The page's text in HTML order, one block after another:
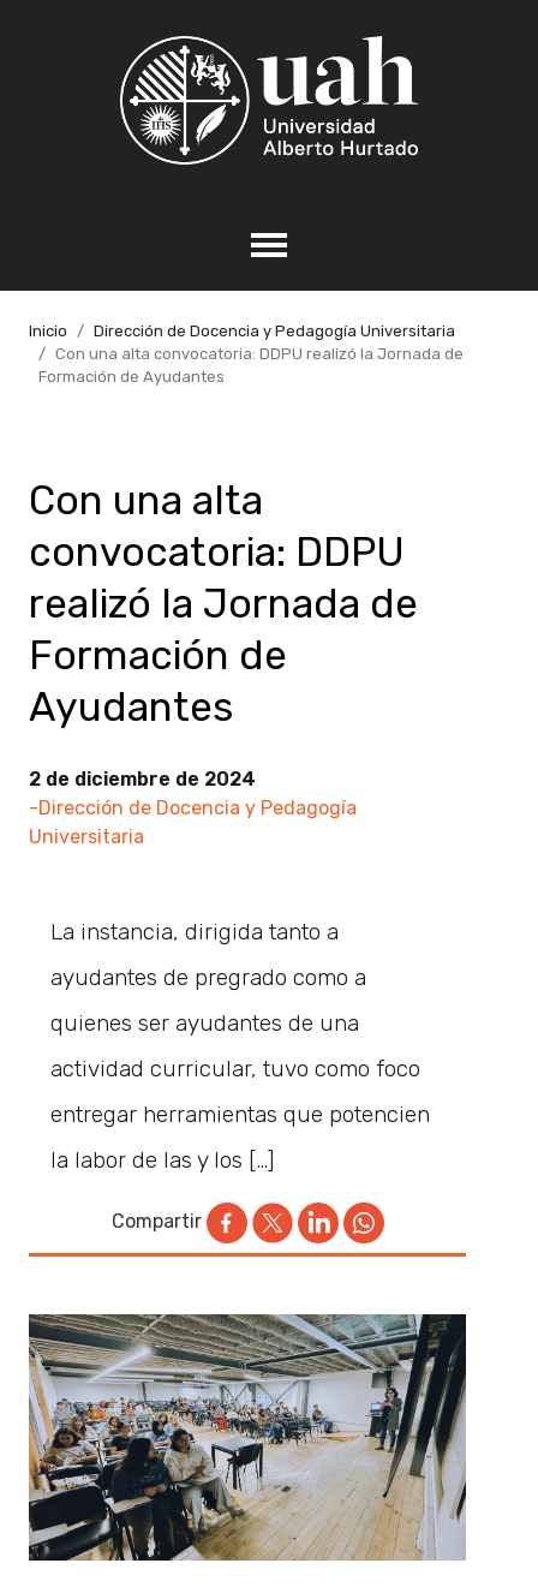
Inicio
Dirección de Docencia y Pedagogía Universitaria
Con una alta convocatoria: DDPU realizó la Jornada de
Formación de Ayudantes
Con una alta
convocatoria: DDPU
realizó la Jornada de
Formación de
Ayudantes
2 de diciembre de 2024
-Dirección de Docencia y Pedagogía
Universitaria
La instancia, dirigida tanto a
ayudantes de pregrado como a
quienes ser ayudantes de una
actividad curricular, tuvo como foco
entregar herramientas que potencien
la labor de las y los […]
Compartir